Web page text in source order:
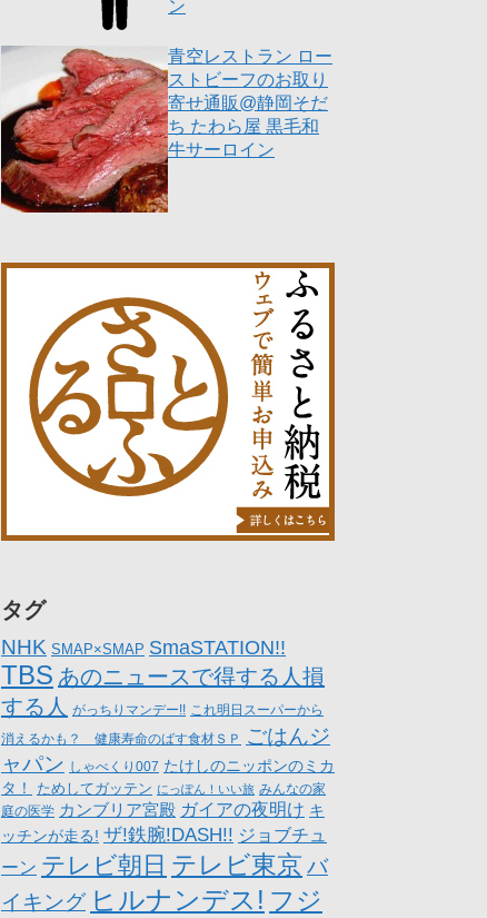
ン
青空レストラン ロー
ストビーフのお取り
寄せ通販@静岡そだ
ち たわら屋 黒毛和
牛サーロイン
タグ
NHK SMAP×SMAP SmaSTATION!!
TBS あのニュースで得する人損
する人
がっちりマンデー!! これ明日スーパーから
消えるかも？ 健康寿命のばす食材ＳＰ
ごはんジ
ャパン しゃべくり007 たけしのニッポンのミカ
タ！
ためしてガッテン にっぽん！いい旅 みんなの家
庭の医学 カンブリア宮殿 ガイアの夜明け キ
ッチンが走る! ザ!鉄腕!DASH!! ジョブチュ
ーン テレビ朝日 テレビ東京 バ
イキング ヒルナンデス! フジ